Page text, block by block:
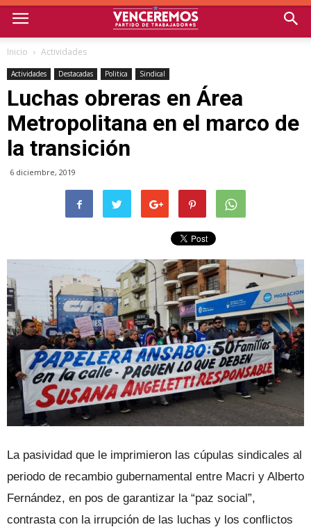
Inicio Actividades
Actividades Destacadas Politica Sindical
Luchas obreras en Área
Metropolitana en el marco de
la transición
6 diciembre, 2019
La pasividad que le imprimieron las cúpulas sindicales al
periodo de recambio gubernamental entre Macri y Alberto
Fernández, en pos de garantizar la “paz social”,
contrasta con la irrupción de las luchas y los conflictos